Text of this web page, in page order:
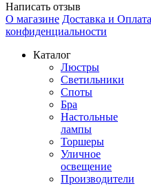
Написать отзыв
О магазине Доставка и Оплата
конфиденциальности
Каталог
Люстры
Светильники
Споты
Бра
Настольные
лампы
Торшеры
Уличное
освещение
Производители